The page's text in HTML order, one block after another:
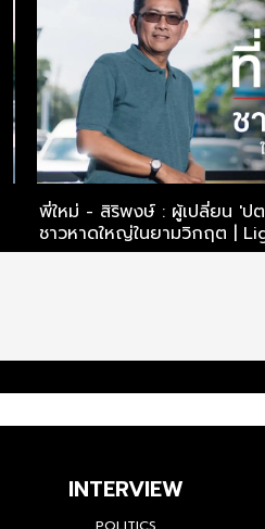
พี่ใหม่ - สิริพงษ์ : ผู้เปลี่ยน 'ป
ชาวหาดใหญ่ในยามวิกฤต |
INTERVIEW